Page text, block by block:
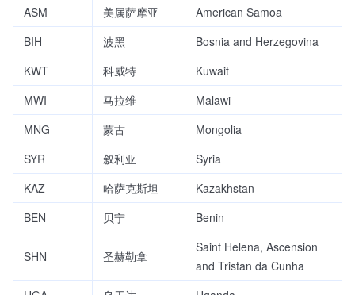
ASM
美属萨摩亚
American Samoa
BIH
波黑
Bosnia and Herzegovina
KWT
科威特
Kuwait
MWI
马拉维
Malawi
MNG
蒙古
Mongolia
SYR
叙利亚
Syria
KAZ
哈萨克斯坦
Kazakhstan
BEN
贝宁 Benin
SHN 圣赫勒拿
Saint Helena, Ascension
and Tristan da Cunha